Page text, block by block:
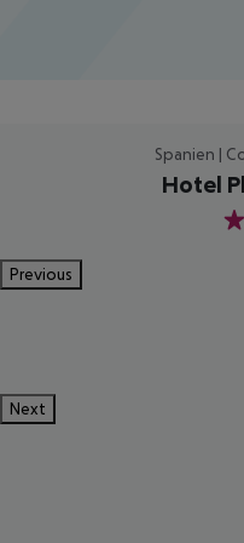
Spanien |
Hotel
4
Previous
Next